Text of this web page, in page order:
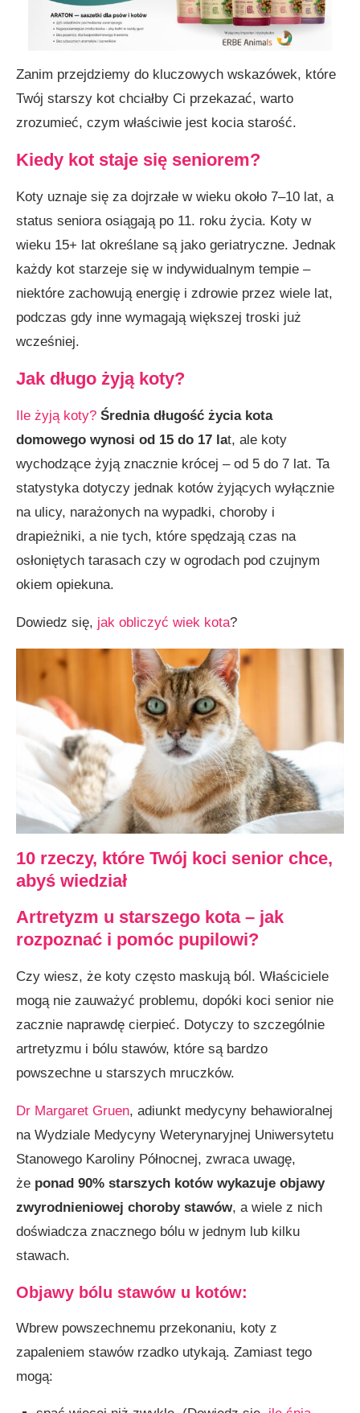
Starsze koty wymagają częstszych wizyt u
lekarza weterynarii
Okazuj kociemu seniorowi miłość
Jak okazać starszemu kotu miłość?
FAQ – Najczęściej zadawane pytania o starsze
Kiedy kot staje się seniorem?
Jakie są objawy starzenia się u kota?
Jak długo żyje kot domowy?
Co podawać starszemu kotu do jedzenia?
Jak poprawić komfort życia starszego kota?
Podsumowanie
Zanim przejdziemy do kluczowych wskazówek, które
Twój starszy kot chciałby Ci przekazać, warto
zrozumieć, czym właściwie jest kocia starość.
Kiedy kot staje się seniorem?
Koty uznaje się za dojrzałe w wieku około 7–10 lat, a
status seniora osiągają po 11. roku życia. Koty w
wieku 15+ lat określane są jako geriatryczne. Jednak
każdy kot starzeje się w indywidualnym tempie –
niektóre zachowują energię i zdrowie przez wiele lat,
podczas gdy inne wymagają większej troski już
wcześniej.
Jak długo żyją koty?
Ile żyją koty? Średnia długość życia kota
domowego wynosi od 15 do 17 lat, ale koty
wychodzące żyją znacznie krócej – od 5 do 7 lat. Ta
statystyka dotyczy jednak kotów żyjących wyłącznie
na ulicy, narażonych na wypadki, choroby i
drapieżniki, a nie tych, które spędzają czas na
osłoniętych tarasach czy w ogrodach pod czujnym
okiem opiekuna.
Dowiedz się, jak obliczyć wiek kota?
10 rzeczy, które Twój koci senior chce,
abyś wiedział
Artretyzm u starszego kota – jak
rozpoznać i pomóc pupilowi?
Czy wiesz, że koty często maskują ból. Właściciele
mogą nie zauważyć problemu, dopóki koci senior nie
zacznie naprawdę cierpieć. Dotyczy to szczególnie
artretyzmu i bólu stawów, które są bardzo
powszechne u starszych mruczków.
Dr Margaret Gruen, adiunkt medycyny behawioralnej
na Wydziale Medycyny Weterynaryjnej Uniwersytetu
Stanowego Karoliny Północnej, zwraca uwagę,
że ponad 90% starszych kotów wykazuje objawy
zwyrodnieniowej choroby stawów, a wiele z nich
doświadcza znacznego bólu w jednym lub kilku
stawach.
Objawy bólu stawów u kotów:
Wbrew powszechnemu przekonaniu, koty z
zapaleniem stawów rzadko utykają. Zamiast tego
mogą: